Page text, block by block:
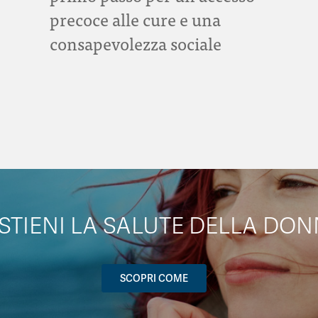
precoce alle cure e una
consapevolezza sociale
LA SALUTE DELLA
SCOPRI COME